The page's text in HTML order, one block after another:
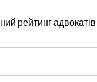
рейтинг адвокатів